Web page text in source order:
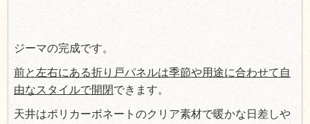
ジーマの完成です。
前と左右にある折り戸パネルは季節や用途に合わせて自
由なスタイルで開閉できます。
天井はポリカーボネートのクリア素材で暖かな日差しや